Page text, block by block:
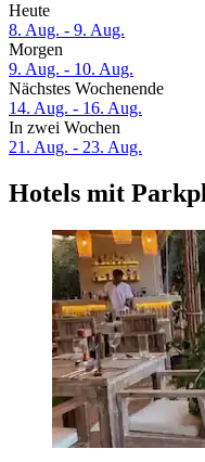
Heute
8. Aug. - 9. Aug.
Morgen
9. Aug. - 10. Aug.
Nächstes Wochenende
14. Aug. - 16. Aug.
In zwei Wochen
21. Aug. - 23. Aug.
Hotels mit